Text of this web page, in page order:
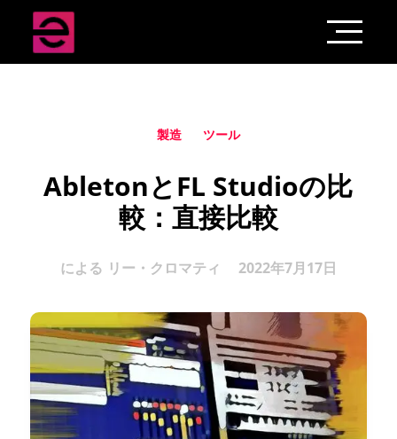
製造 ツール
AbletonとFL Studioの比
較：直接比較
による リー・クロマティ 2022年7月17日